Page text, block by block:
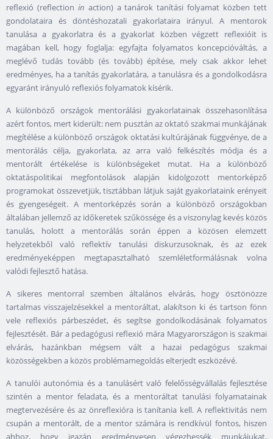
reflexió (reflection in action) a tanárok tanítási folyamat közben tett
gondolataira és döntéshozatali gyakorlataira irányul. A mentorok
tanulása a gyakorlatra és a gyakorlat közben végzett reflexióit is
magában kell, hogy foglalja: egyfajta folyamatos koncepcióváltás, a
meglévő tudás tovább (és tovább) építése, mely csak akkor lehet
eredményes, ha a tanítás gyakorlatára, a tanulásra és a gondolkodásra
egyaránt irányuló reflexiós folyamatok kísérik.
A különböző országok mentorálási gyakorlatainak összehasonlítása
azért fontos, mert kiderült: nem pusztán az oktató szakmai munkájának
megítélése a különböző országok oktatási kultúrájának függvénye, de a
mentorálás célja, gyakorlata, az arra való felkészítés módja és a
mentorált értékelése is különbségeket mutat. Ha a különböző
oktatáspolitikai megfontolások alapján kidolgozott mentorképző
programokat összevetjük, tisztábban látjuk saját gyakorlataink erényeit
és gyengeségeit. A mentorképzés során a különböző országokban
általában jellemző az időkeretek szűkössége és a viszonylag kevés közös
tanulás, holott a mentorálás során éppen a közösen elemzett
helyzetekből való reflektív tanulási diskurzusoknak, és az ezek
eredményeképpen megtapasztalható szemléletformálásnak volna
valódi fejlesztő hatása.
A sikeres mentorral szemben általános elvárás, hogy ösztönözze
tartalmas visszajelzésekkel a mentoráltat, alakítson ki és tartson fönn
vele reflexiós párbeszédet, és segítse gondolkodásának folyamatos
fejlesztését. Bár a pedagógusi reflexió mára Magyarországon is szakmai
elvárás, hazánkban mégsem vált a hazai pedagógus szakmai
közösségekben a közös problémamegoldás elterjedt eszközévé.
A tanulói autonómia és a tanulásért való felelősségvállalás fejlesztése
szintén a mentor feladata, és a mentoráltat tanulási folyamatainak
megtervezésére és az önreflexióra is tanítania kell. A reflektivitás nem
csupán a mentorált, de a mentor számára is rendkívül fontos, hiszen
ahhoz, hogy igazán eredményesen végezhessék munkájukat,